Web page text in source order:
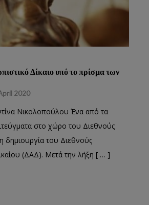
Δίκαιο υπό το πρίσμα των
2020
Νικολοπούλου Ένα από τα
στο χώρο του Διεθνούς
δημιουργία του Διεθνούς
(ΔΑΔ). Μετά την λήξη [ … ]